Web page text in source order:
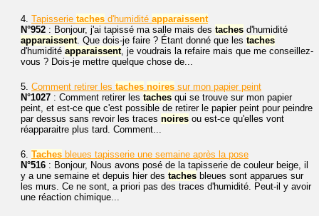
4. Tapisserie taches d'humidité apparaissent
N°952 : Bonjour, j'ai tapissé ma salle mais des taches d'humidité
apparaissent. Que dois-je faire ? Étant donné que les taches
d'humidité apparaissent, je voudrais la refaire mais que me conseillez-
vous ? Dois-je mettre quelque chose de...
5. Comment retirer les taches noires sur mon papier peint
N°1027 : Comment retirer les taches qui se trouve sur mon papier
peint, et est-ce que c'est possible de retirer le papier peint pour peindre
par dessus sans revoir les traces noires ou est-ce qu'elles vont
réapparaitre plus tard. Comment...
6. Taches bleues tapisserie une semaine après la pose
N°516 : Bonjour, Nous avons posé de la tapisserie de couleur beige, il
y a une semaine et depuis hier des taches bleues sont apparues sur
les murs. Ce ne sont, a priori pas des traces d'humidité. Peut-il y avoir
une réaction chimique...